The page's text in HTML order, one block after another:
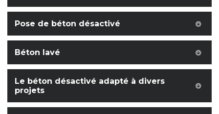
Pose de béton désactivé
Béton lavé
Le béton désactivé adapté à divers
projets